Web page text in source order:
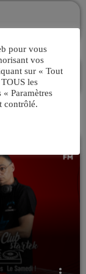
pour vous
vos
sur « Tout
les
Paramètres
contrôlé.